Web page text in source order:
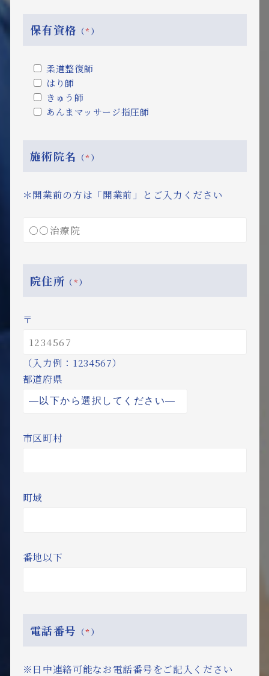
保有資格 （*）
柔道整復師
はり師
きゅう師
あんまマッサージ指圧師
施術院名 （*）
＊開業前の方は「開業前」とご入力ください
院住所 （*）
〒
（入力例：1234567）
都道府県
市区町村
町域
番地以下
電話番号 （*）
※日中連絡可能なお電話番号をご記入ください